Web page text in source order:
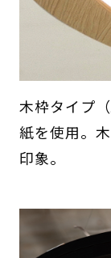
木枠タイプ
紙を使用。
印象。